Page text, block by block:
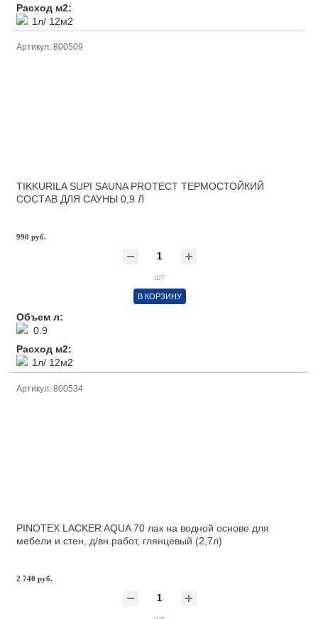
Расход м2:
1л/ 12м2
Артикул: 800509
TIKKURILA SUPI SAUNA PROTECT ТЕРМОСТОЙКИЙ
СОСТАВ ДЛЯ САУНЫ 0,9 Л
990 руб.
шт
В КОРЗИНУ
Объем л:
0.9
Расход м2:
1л/ 12м2
Артикул: 800534
PINOTEX LACKER AQUA 70 лак на водной основе для
мебели и стен, д/вн.работ, глянцевый (2,7л)
2 740 руб.